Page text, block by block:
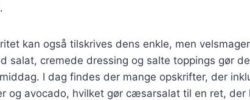
kan også tilskrives dens enkle, men
salat, cremede dressing og salte toppings gør
I dag findes der mange opskrifter, der
og avocado, hvilket gør cæsarsalat til en ret, der